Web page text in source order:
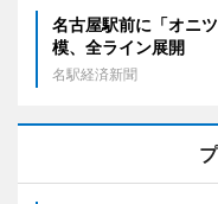
名古屋駅前に「オニ
模、全ライン展開
名駅経済新聞